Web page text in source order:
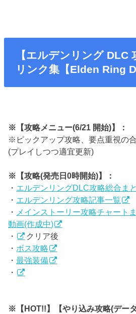
【エルデンリング DLC
リンク集【Elden Ring
※【攻略メニュー(6/21 開始)】：
※ピックアップ攻略、要点重視の
(プレイしつつ適宜更新)
※【攻略(発売日0時開始)】：
・ エルデンリングDLC攻略総合ま
・ エルデンリング攻略記事一覧
・ メインストーリー攻略チャート
動画(作成中)
・
クリア後
・ ボス攻略
・最強装備
・
※【HOT!!】【やり込み攻略(デー